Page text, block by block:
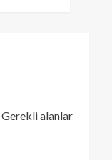
Gerekli alanlar